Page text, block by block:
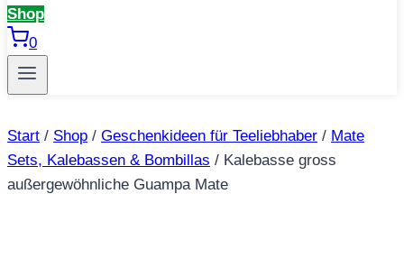
Shop
0
Start / Shop / Geschenkideen für Teeliebhaber / Mate
Sets, Kalebassen & Bombillas / Kalebasse gross
außergewöhnliche Guampa Mate